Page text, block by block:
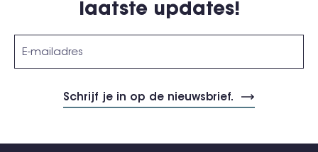
laatste updates!